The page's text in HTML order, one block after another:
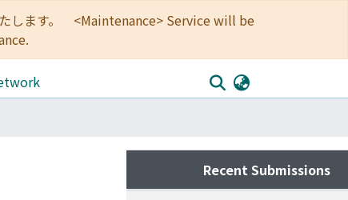
たします。 <Maintenance> Service will be
Recent Submissions